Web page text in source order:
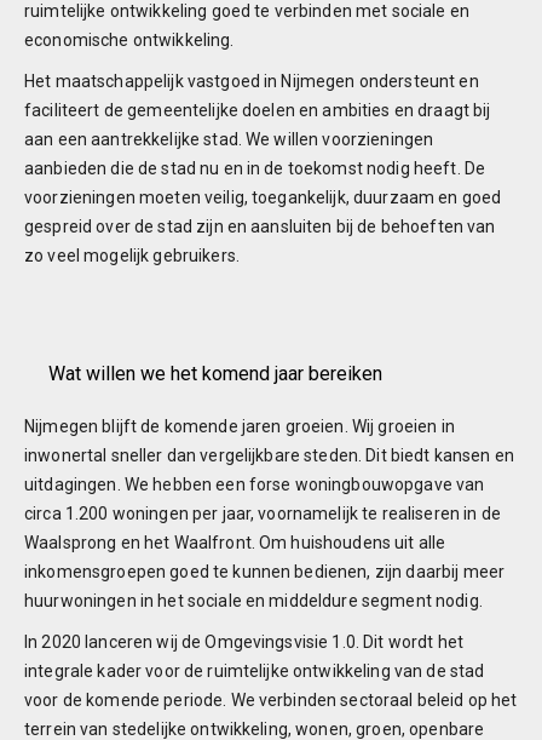
ruimtelijke ontwikkeling goed te verbinden met sociale en
economische ontwikkeling.
Het maatschappelijk vastgoed in Nijmegen ondersteunt en
faciliteert de gemeentelijke doelen en ambities en draagt bij
aan een aantrekkelijke stad. We willen voorzieningen
aanbieden die de stad nu en in de toekomst nodig heeft. De
voorzieningen moeten veilig, toegankelijk, duurzaam en goed
gespreid over de stad zijn en aansluiten bij de behoeften van
zo veel mogelijk gebruikers.
Wat willen we het komend jaar bereiken
Nijmegen blijft de komende jaren groeien. Wij groeien in
inwonertal sneller dan vergelijkbare steden. Dit biedt kansen en
uitdagingen. We hebben een forse woningbouwopgave van
circa 1.200 woningen per jaar, voornamelijk te realiseren in de
Waalsprong en het Waalfront. Om huishoudens uit alle
inkomensgroepen goed te kunnen bedienen, zijn daarbij meer
huurwoningen in het sociale en middeldure segment nodig.
In 2020 lanceren wij de Omgevingsvisie 1.0. Dit wordt het
integrale kader voor de ruimtelijke ontwikkeling van de stad
voor de komende periode. We verbinden sectoraal beleid op het
terrein van stedelijke ontwikkeling, wonen, groen, openbare